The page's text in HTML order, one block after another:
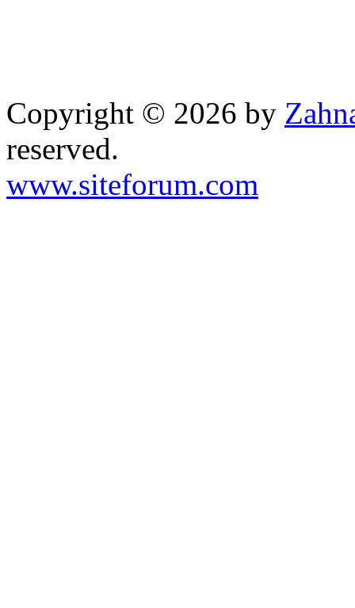
Copyright © 2026 by
reserved.
www.siteforum.com